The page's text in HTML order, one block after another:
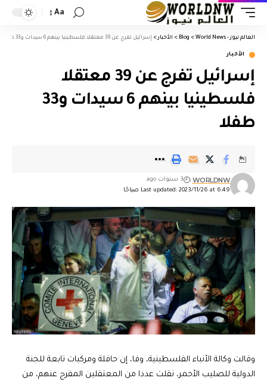
Aa
العالم نيوز - World News >
Blog
> الأخبار > إسرائيل تفرج عن 39 معتقلا فلسطينيا بينهم 6 سيدات و33 طفلا
الأخبار
إسرائيل تفرج عن 39 معتقلا
فلسطينيا بينهم 6 سيدات و33
طفلا
Last updated: 2023/11/26 at 6:49 صباحًا
WORLDNW 3 سنوات ago
وقالت وكالة الأنباء الفلسطينية، وفا، إن حافلة ومركبات تابعة للجنة
الدولية للصليب الأحمر، نقلت عددا من المعتقلين المفرج عنهم، من